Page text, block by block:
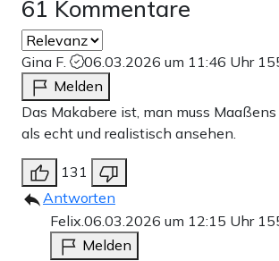
61 Kommentare
Gina F. 06.03.2026 um 11:46 Uhr
Melden
Das Makabere ist, man muss
als echt und realistisch ansehen.
131
Antworten
Felix.06.03.2026 um 12:15 Uhr
Melden